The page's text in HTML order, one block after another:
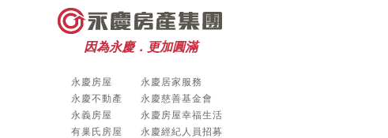
因為永慶．更加圓滿
永慶房屋
永慶居家服務
永慶不動產
永慶慈善基金會
永義房屋
永慶房屋幸福生活
有巢氏房屋
永慶經紀人員招募